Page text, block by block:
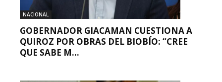
NACIONAL
GOBERNADOR GIACAMAN CUESTIONA A
QUIROZ POR OBRAS DEL BIOBÍO: “CREE
QUE SABE M...